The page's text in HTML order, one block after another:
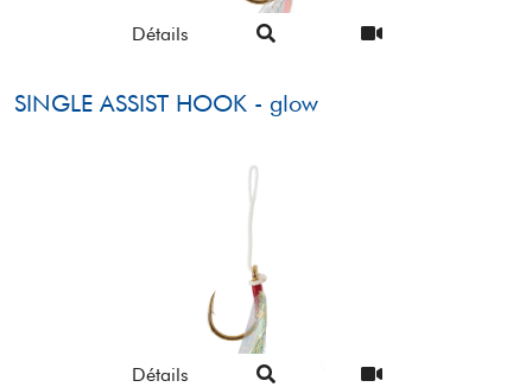
Détails
SINGLE ASSIST HOOK - glow
Détails